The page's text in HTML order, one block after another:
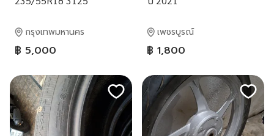
กรุงเทพมหานคร
฿ 5,000
เพชรบูรณ์
฿ 1,800